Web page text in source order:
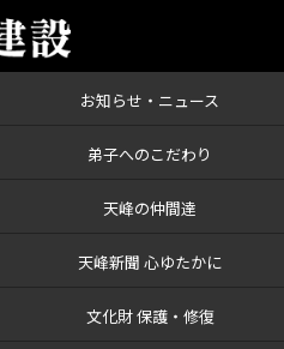
お知らせ・ニュース
弟子へのこだわり
天峰の仲間達
天峰新聞 心ゆたかに
文化財 保護・修復